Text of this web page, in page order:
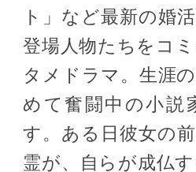
ト」など最新の婚
登場人物たちをコ
タメドラマ。生涯
めて奮闘中の小説
す。ある日彼女の
霊が、自らが成仏